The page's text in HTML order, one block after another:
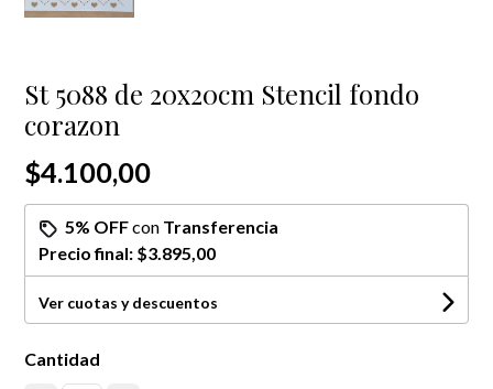
St 5088 de 20x20cm Stencil fondo
corazon
$4.100,00
5% OFFcon Transferencia
Precio final: $3.895,00
Ver cuotas y descuentos
Cantidad